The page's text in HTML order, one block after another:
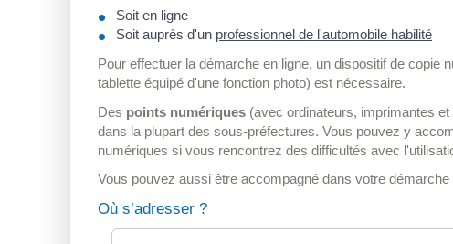
Soit en ligne
Soit auprès d'un professionnel de l'automobile habilité
Pour effectuer la démarche en ligne, un dispositif de copie
tablette équipé d'une fonction photo) est nécessaire.
Des points numériques (avec ordinateurs, imprimantes
dans la plupart des sous-préfectures. Vous pouvez y
numériques si vous rencontrez des difficultés avec
Vous pouvez aussi être accompagné dans votre démarche
Où s’adresser ?